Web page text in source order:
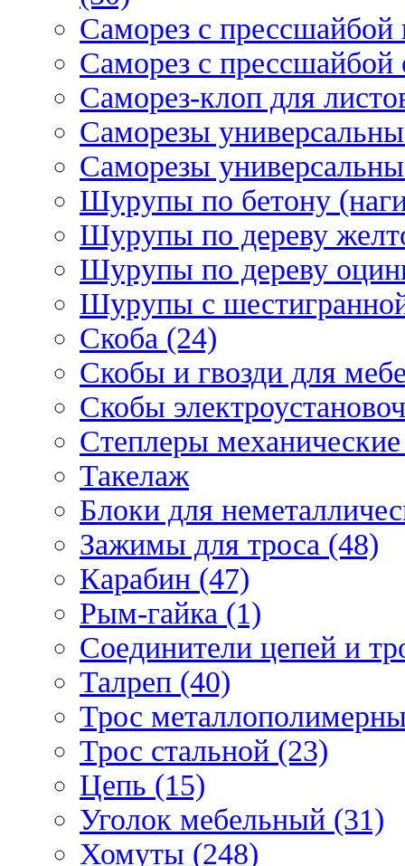
Саморез с прессшайбой
Саморез с
Саморез-клоп для
Саморезы
Саморезы
Шурупы по бетону
Шурупы по дереву
Шурупы по дереву
Шурупы с
Скоба (24)
Скобы и гвозди для
Скобы
Степлеры
Такелаж
Блоки для
Зажимы для троса (48)
Карабин (47)
Рым-гайка (1)
Соединители цепей и
Талреп (40)
Трос
Трос стальной (23)
Цепь (15)
Уголок мебельный (31)
Хомуты (248)